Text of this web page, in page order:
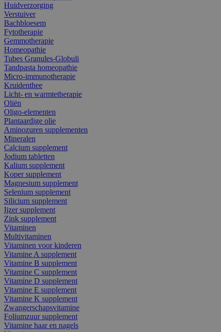
Huidverzorging
Verstuiver
Bachbloesem
Fytotherapie
Gemmotherapie
Homeopathie
Tubes Granules-Globuli
Tandpasta homeopathie
Micro-immunotherapie
Kruidenthee
Licht- en warmtetherapie
Oliën
Oligo-elementen
Plantaardige olie
Aminozuren supplementen
Mineralen
Calcium supplement
Jodium tabletten
Kalium supplement
Koper supplement
Magnesium supplement
Selenium supplement
Silicium supplement
Ijzer supplement
Zink supplement
Vitaminen
Multivitaminen
Vitaminen voor kinderen
Vitamine A supplement
Vitamine B supplement
Vitamine C supplement
Vitamine D supplement
Vitamine E supplement
Vitamine K supplement
Zwangerschapsvitamine
Foliumzuur supplement
Vitamine haar en nagels